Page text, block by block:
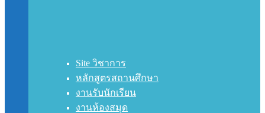
Site วิชาการ
หลักสูตรสถานศึกษา
งานรับนักเรียน
งานห้องสมุด